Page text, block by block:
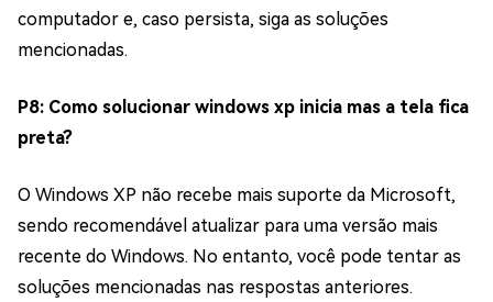
computador e, caso persista, siga as soluções
mencionadas.
P8: Como solucionar windows xp inicia mas a tela fica
preta?
O Windows XP não recebe mais suporte da Microsoft,
sendo recomendável atualizar para uma versão mais
recente do Windows. No entanto, você pode tentar as
soluções mencionadas nas respostas anteriores.